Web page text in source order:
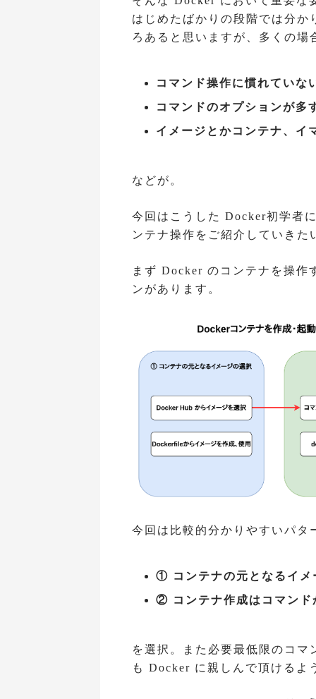
はじめたばかりの段階では分
ろあると思いますが、多くの場
コマンド操作に慣れていな
コマンドのオプションが多
イメージとかコンテナ、イ
などが。
今回はこうした Docker初学者
ンテナ操作をご紹介していきた
まず Docker のコンテナを操作
ンがあります。
今回は比較的分かりやすいパタ
① コンテナの元となるイ
② コンテナ作成はコマンド
を選択。また必要最低限のコ
も Docker に親しんで頂けるよ